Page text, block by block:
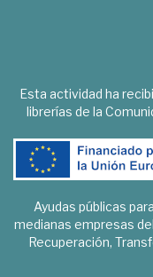
Esta actividad ha
librerías de la
Ayudas públicas
medianas empresas
Recuperación,